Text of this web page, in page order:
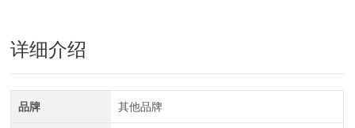
详细介绍
品牌 其他品牌